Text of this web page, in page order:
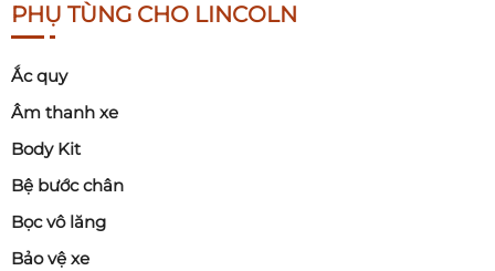
PHỤ TÙNG CHO LINCOLN
Ắc quy
Âm thanh xe
Body Kit
Bệ bước chân
Bọc vô lăng
Bảo vệ xe